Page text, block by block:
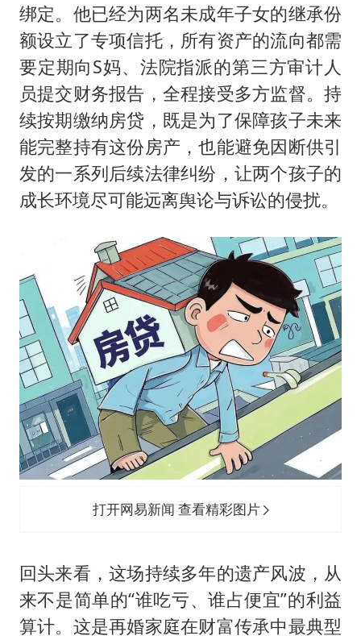
绑定。他已经为两名未成年子女的继承份
额设立了专项信托，所有资产的流向都需
要定期向S妈、法院指派的第三方审计人
员提交财务报告，全程接受多方监督。持
续按期缴纳房贷，既是为了保障孩子未来
能完整持有这份房产，也能避免因断供引
发的一系列后续法律纠纷，让两个孩子的
成长环境尽可能远离舆论与诉讼的侵扰。
打开网易新闻 查看精彩图片
回头来看，这场持续多年的遗产风波，从
来不是简单的“谁吃亏、谁占便宜”的利益
算计。这是再婚家庭在财富传承中最典型